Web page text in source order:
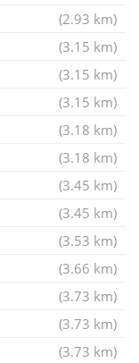
(2.93 km)
(3.15 km)
(3.15 km)
(3.15 km)
(3.18 km)
(3.18 km)
(3.45 km)
(3.45 km)
(3.53 km)
(3.66 km)
(3.73 km)
(3.73 km)
(3.73 km)